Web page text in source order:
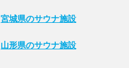
宮城県のサウナ施設
山形県のサウナ施設